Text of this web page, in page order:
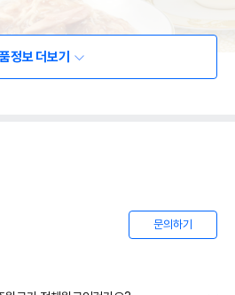
정보 더보기
문의하기